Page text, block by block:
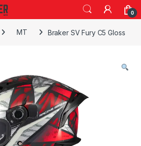
0
MT Braker SV Fury C5 Gloss